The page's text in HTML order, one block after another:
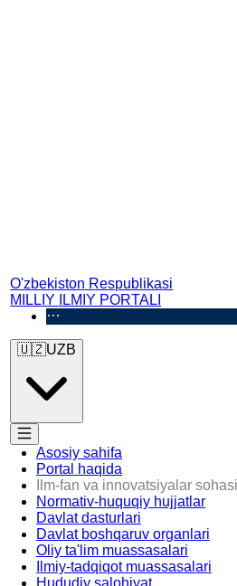
O'zbekiston Respublikasi
MILLIY ILMIY PORTALI
🇺🇿UZB
Asosiy sahifa
Portal haqida
Ilm-fan va innovatsiyalar
Normativ-huquqiy hujjatlar
Davlat dasturlari
Davlat boshqaruv organlari
Oliy ta'lim muassasalari
Ilmiy-tadqiqot muassasalari
Hududiy salohiyat